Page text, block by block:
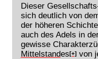
Dieser
sich deutlich von
der höheren
auch des Adels in
gewisse
Mittelstandes[+]von